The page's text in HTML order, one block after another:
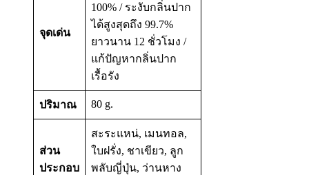
จุดเด่น
100% / ระงับกลิ่นปาก
ได้สูงสุดถึง 99.7%
ยาวนาน 12 ชั่วโมง /
แก้ปัญหากลิ่นปาก
เรื้อรัง
ปริมาณ 80 g.
ส่วน
ประกอบ
สะระแหน่, เมนทอล,
ใบฝรั่ง, ชาเขียว, ลูก
พลับญี่ปุ่น, ว่านหาง